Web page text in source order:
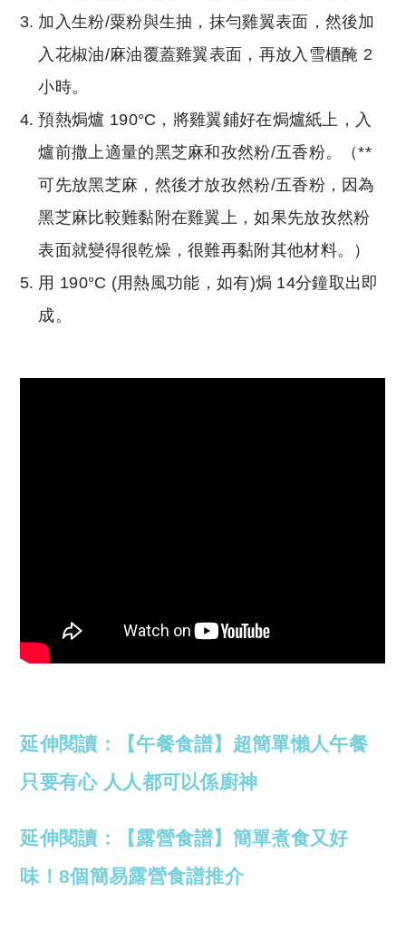
加入生粉/粟粉與生抽，抹勻雞翼表面，然後加
入花椒油/麻油覆蓋雞翼表面，再放入雪櫃醃 2
小時。
預熱焗爐 190°C，將雞翼鋪好在焗爐紙上，入
爐前撒上適量的黑芝麻和孜然粉/五香粉。（**
可先放黑芝麻，然後才放孜然粉/五香粉，因為
黑芝麻比較難黏附在雞翼上，如果先放孜然粉
表面就變得很乾燥，很難再黏附其他材料。）
用 190°C (用熱風功能，如有)焗 14分鐘取出即
成。
延伸閱讀：【午餐食譜】超簡單懶人午餐
只要有心 人人都可以係廚神
延伸閱讀：【露營食譜】簡單煮食又好
味！8個簡易露營食譜推介